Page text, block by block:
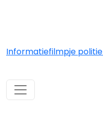
Informatiefilmpje